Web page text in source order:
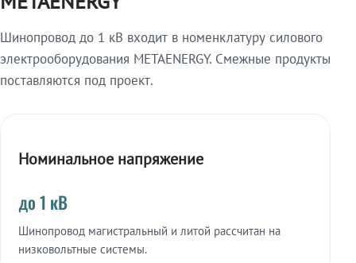
Шинопровод до 1 кВ входит в номенклатуру силового
электрооборудования METAENERGY. Смежные продукты
поставляются под проект.
Номинальное напряжение
до 1 кВ
Шинопровод магистральный и литой рассчитан на
низковольтные системы.